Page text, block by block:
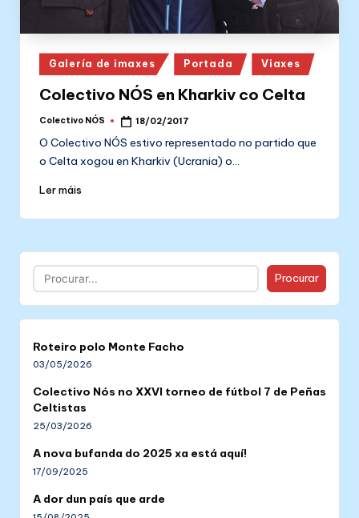
Posted
in
Galería de imaxes Portada Viaxes
Colectivo NÓS en Kharkiv co Celta
Posted
Colectivo NÓS 18/02/2017
O Colectivo NÓS estivo representado no partido que
o Celta xogou en Kharkiv (Ucrania) o…
Ler máis
Buscar Procurar
Roteiro polo Monte Facho
03/05/2026
Colectivo Nós no XXVI torneo de fútbol 7 de Peñas
Celtistas
25/03/2026
A nova bufanda do 2025 xa está aquí!
17/09/2025
A dor dun país que arde